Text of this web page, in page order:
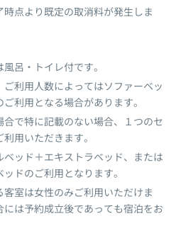
点より既定の取消料が発生しま
呂・トイレ付です。
利用人数によってはソファーベッ
利用となる場合があります。
で特に記載のない場合、１つのセ
用いただきます。
ッド＋エキストラベッド、または
ドのご利用となります。
客室は女性のみご利用いただけま
は予約成立後であっても宿泊をお